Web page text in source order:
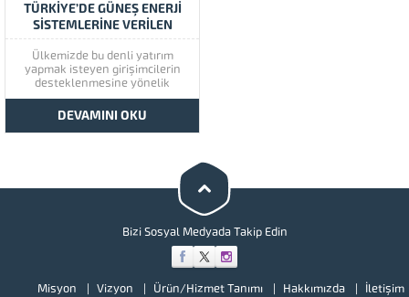
TÜRKIYE’DE GÜNEŞ ENERJI
SISTEMLERINE VERILEN
TEŞVIKLER
Ülkemizde bu denli yatırım
yapmak isteyen girişimcilerin
desteklenmesine yönelik
yatırımlar, teşvik belgesi,
lisanslar, gerekli izinler
alındıktan hemen sonra ilgili
kanun hükümleri esas alınarak
muafiyetleri verilmekte. Ayrıca
devlet güneş enerjisinden elde
DEVAMINI OKU
Bizi Sosyal Medyada Takip Edin
Misyon Vizyon Ürün/Hizmet Tanımı Hakkımızda İletişim